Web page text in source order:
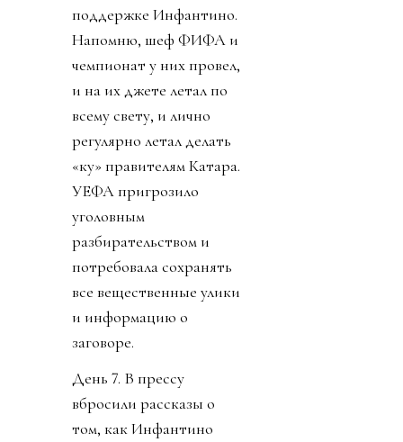
поддержке Инфантино.
Напомню, шеф ФИФА и
чемпионат у них провел,
и на их джете летал по
всему свету, и лично
регулярно летал делать
«ку» правителям Катара.
УЕФА пригрозило
уголовным
разбирательством и
потребовала сохранять
все вещественные улики
и информацию о
заговоре.
День 7. В прессу
вбросили рассказы о
том, как Инфантино